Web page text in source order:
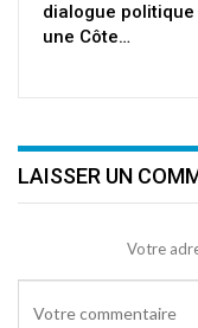
dialogue politique
une Côte…
LAISSER UN
Votre